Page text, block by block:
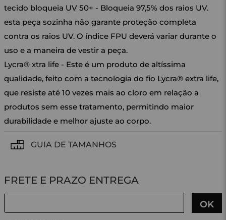
tecido bloqueia UV 50+ - Bloqueia 97,5% dos raios UV.
esta peça sozinha não garante proteção completa
contra os raios UV. O índice FPU deverá variar durante o
uso e a maneira de vestir a peça.
Lycra® xtra life - Este é um produto de altíssima
qualidade, feito com a tecnologia do fio Lycra® extra life,
que resiste até 10 vezes mais ao cloro em relação a
produtos sem esse tratamento, permitindo maior
durabilidade e melhor ajuste ao corpo.
GUIA DE TAMANHOS